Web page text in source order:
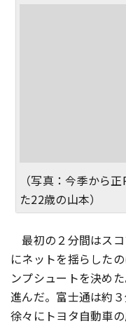
（写真：今季から
た22歳の山本）
最初の２分間はス
にネットを揺らした
ンプシュートを決め
進んだ。富士通は約
徐々にトヨタ自動車